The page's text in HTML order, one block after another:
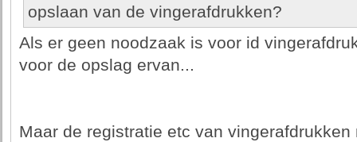
opslaan van de vingerafdrukken?
Als er geen noodzaak is voor id
voor de opslag ervan...
Maar de registratie etc van